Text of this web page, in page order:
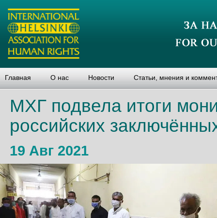
Главная О нас Новости Статьи, мнения и
МХГ подвела итоги
российских
19 Авг 2021